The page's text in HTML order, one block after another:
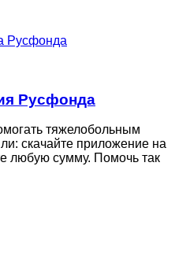
Русфонда
Русфонда
тяжелобольным
скачайте приложение на
любую сумму. Помочь так